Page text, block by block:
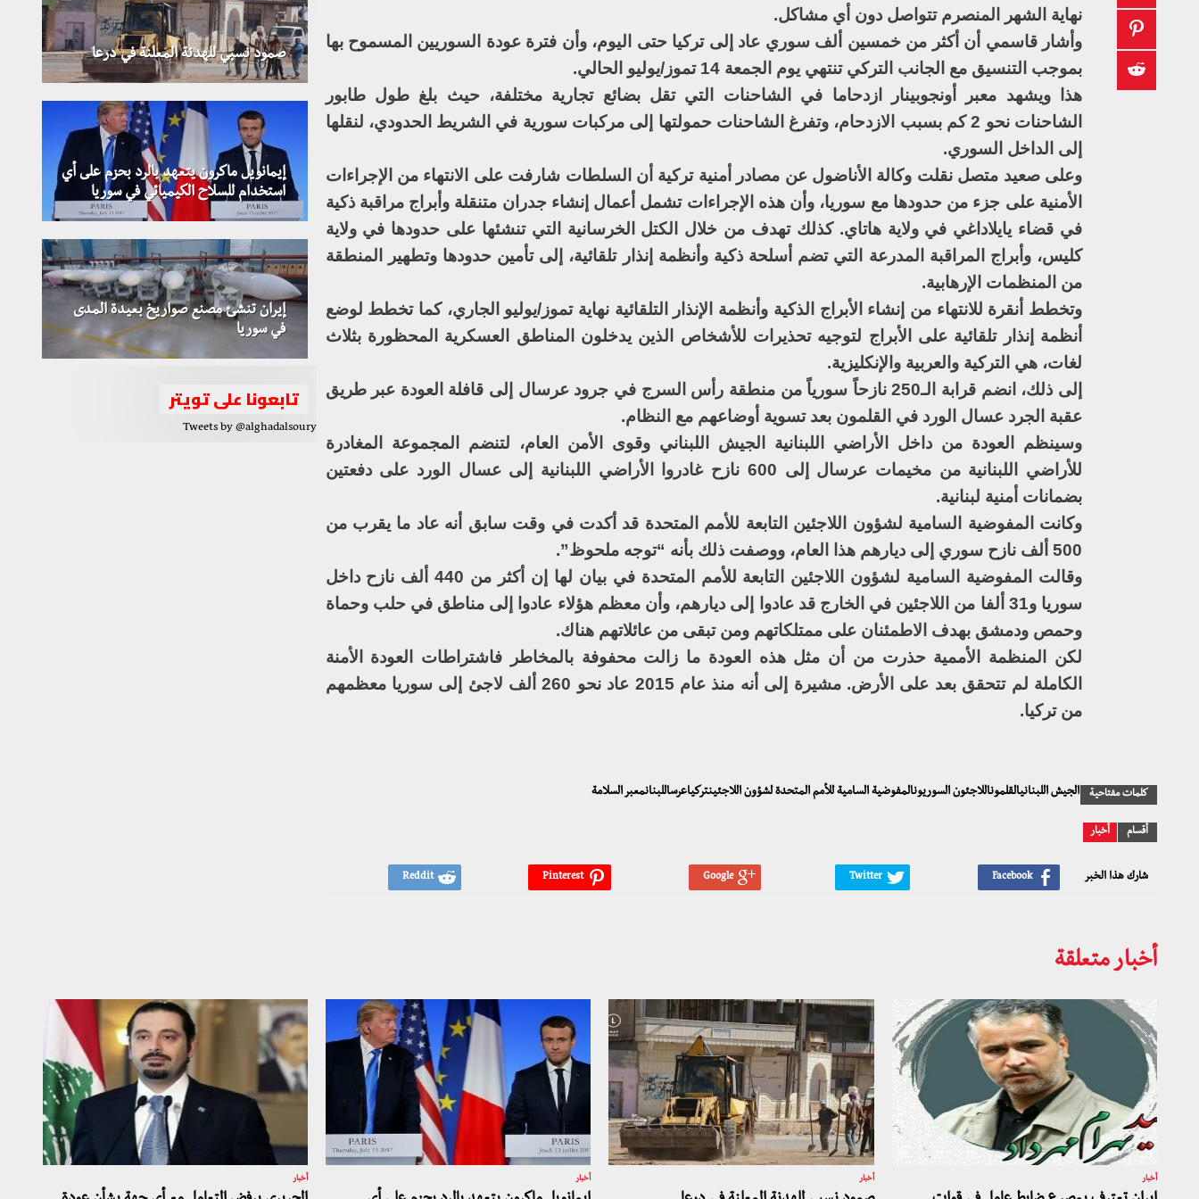
نهاية الشهر المنصرم تتواصل دون أي مشاكل.
وأشار قاسمي أن أكثر من خمسين ألف سوري عاد إلى تركيا حتى اليوم، وأن فترة عودة السوريين المسموح بها
بموجب التنسيق مع الجانب التركي تنتهي يوم الجمعة 14 تموز/يوليو الحالي.
هذا ويشهد معبر أونجوبينار ازدحاما في الشاحنات التي تقل بضائع تجارية مختلفة، حيث بلغ طول طابور
الشاحنات نحو 2 كم بسبب الازدحام، وتفرغ الشاحنات حمولتها إلى مركبات سورية في الشريط الحدودي، لنقلها
إلى الداخل السوري.
وعلى صعيد متصل نقلت وكالة الأناضول عن مصادر أمنية تركية أن السلطات شارفت على الانتهاء من الإجراءات
الأمنية على جزء من حدودها مع سوريا، وأن هذه الإجراءات تشمل أعمال إنشاء جدران متنقلة وأبراج مراقبة ذكية
في قضاء يايلاداغي في ولاية هاتاي. كذلك تهدف من خلال الكتل الخرسانية التي تنشئها على حدودها في ولاية
كليس، وأبراج المراقبة المدرعة التي تضم أسلحة ذكية وأنظمة إنذار تلقائية، إلى تأمين حدودها وتطهير المنطقة
من المنظمات الإرهابية.
وتخطط أنقرة للانتهاء من إنشاء الأبراج الذكية وأنظمة الإنذار التلقائية نهاية تموز/يوليو الجاري، كما تخطط لوضع
أنظمة إنذار تلقائية على الأبراج لتوجيه تحذيرات للأشخاص الذين يدخلون المناطق العسكرية المحظورة بثلاث
لغات، هي التركية والعربية والإنكليزية.
إلى ذلك، انضم قرابة الـ250 نازحاً سورياً من منطقة رأس السرج في جرود عرسال إلى قافلة العودة عبر طريق
عقبة الجرد عسال الورد في القلمون بعد تسوية أوضاعهم مع النظام.
وسينظم العودة من داخل الأراضي اللبنانية الجيش اللبناني وقوى الأمن العام، لتنضم المجموعة المغادرة
للأراضي اللبنانية من مخيمات عرسال إلى 600 نازح غادروا الأراضي اللبنانية إلى عسال الورد على دفعتين
بضمانات أمنية لبنانية.
وكانت المفوضية السامية لشؤون اللاجئين التابعة للأمم المتحدة قد أكدت في وقت سابق أنه عاد ما يقرب من
500 ألف نازح سوري إلى ديارهم هذا العام، ووصفت ذلك بأنه “توجه ملحوظ”.
وقالت المفوضية السامية لشؤون اللاجئين التابعة للأمم المتحدة في بيان لها إن أكثر من 440 ألف نازح داخل
سوريا و31 ألفا من اللاجئين في الخارج قد عادوا إلى ديارهم، وأن معظم هؤلاء عادوا إلى مناطق في حلب وحماة
وحمص ودمشق بهدف الاطمئنان على ممتلكاتهم ومن تبقى من عائلاتهم هناك.
لكن المنظمة الأممية حذرت من أن مثل هذه العودة ما زالت محفوفة بالمخاطر فاشتراطات العودة الأمنة
الكاملة لم تتحقق بعد على الأرض. مشيرة إلى أنه منذ عام 2015 عاد نحو 260 ألف لاجئ إلى سوريا معظمهم
من تركيا.
كلمات مفتاحية الجيش اللبنانيالقلموناللاجئون السوريونالمفوضية السامية للأمم المتحدة لشؤون اللاجئينتركياعرساللبنانمعبر السلامة
أقسام أخبار
شارك هذا الخبر
صمود نسبي للهدنة المعلنة في درعا
إيمانويل ماكرون يتعهد بالرد بحزم على أي
استخدام للسلاح الكيميائي في سوريا
إيران تنشئ مصنع صواريخ بعيدة المدى
في سوريا
تابعونا على تويتر
Tweets by @alghadalsoury
أخبار متعلقة
أخبار أخبار أخبار أخبار